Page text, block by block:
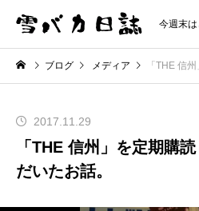
今週末は
ブログ メディア 「THE 信州」
2017.11.29
「THE 信州」を定期購
だいたお話。